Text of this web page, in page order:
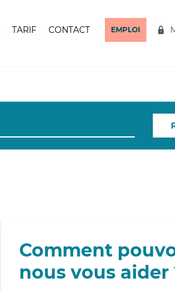
TARIF CONTACT EMPLOI
Comment
nous vous aider